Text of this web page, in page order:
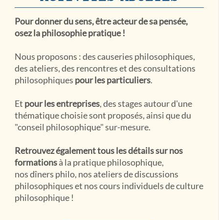
Pour donner du sens, être acteur de sa pensée,
osez la philosophie pratique !
Nous proposons : des causeries philosophiques,
des ateliers, des rencontres et des consultations
philosophiques pour les particuliers.
Et pour les entreprises, des stages autour d'une
thématique choisie sont proposés, ainsi que du
"conseil philosophique" sur-mesure.
Retrouvez également tous les détails sur nos
formationsà la pratique philosophique,
nos dîners philo, nos ateliers de discussions
philosophiques et nos cours individuels de culture
philosophique !